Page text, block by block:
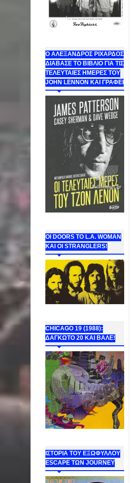
Ο ΑΛΕΞΑΝΔΡΟΣ ΡΙΧΑΡΔΟΣ
ΔΙΑΒΑΣΕ ΤΟ ΒΙΒΛΙΟ ΓΙΑ ΤΙΣ
ΤΕΛΕΥΤΑΙΕΣ ΗΜΕΡΕΣ ΤΟΥ
JOHN LENNON ΚΑΙ ΓΡΑΦΕΙ
ΟΙ DOORS ΤΟ L.A. WOMAN
KAI OI STRANGLERS!
CHICAGO 19 (1988):
ΔΑΓΚΩΤΟ 20 ΚΑΙ ΒΑΛΕ!
ΙΣΤΟΡΙΑ ΤΟΥ ΕΞΩΦΥΛΛΟΥ
ESCAPE ΤΩΝ JOURNEY